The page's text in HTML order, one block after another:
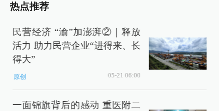
热点推荐
民营经济 “渝”加澎湃②｜释放
活力 助力民营企业“进得来、长
得大”
原创 05-21 06:00
一面锦旗背后的感动 重医附二